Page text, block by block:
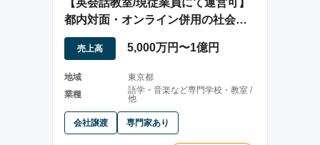
【英会話教室/現従業員にて運営可】
都内対面・オンライン併用の社会人
向け英会話教室
売上高 5,000万円〜1億円
地域
東京都
業種
語学・音楽など専門学校・教室 /
他
会社譲渡 専門家あり